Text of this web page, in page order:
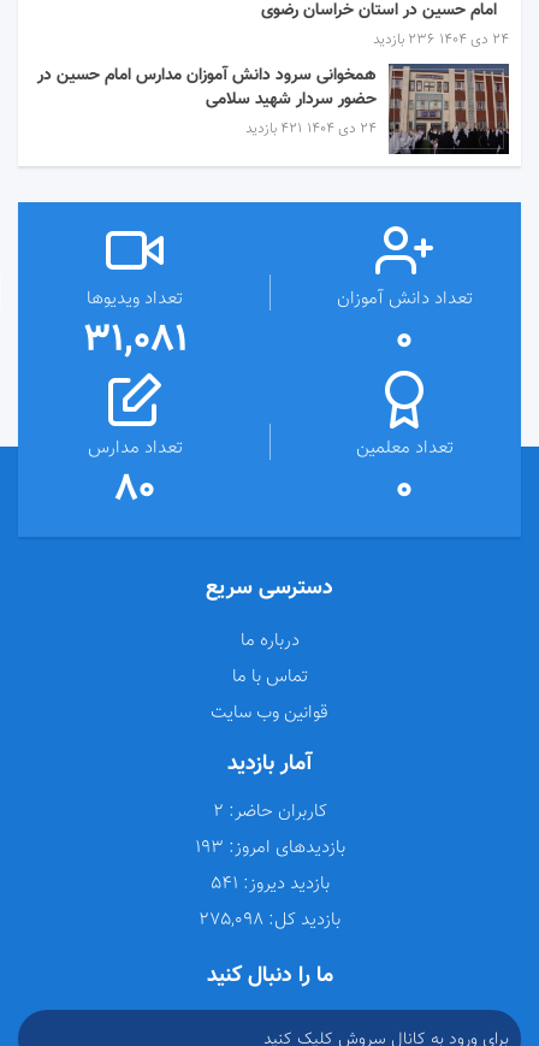
امام حسین در استان خراسان رضوی
۲۴ دی ۱۴۰۴ 236 بازدید
همخوانی سرود دانش آموزان مدارس امام حسین در
حضور سردار شهید سلامی
۲۴ دی ۱۴۰۴ 421 بازدید
تعداد دانش آموزان
0
تعداد ویدیوها
31,081
تعداد معلمین
0
تعداد مدارس
80
دسترسی سریع
درباره ما
تماس با ما
قوانین وب سایت
آمار بازدید
کاربران حاضر:
بازدیدهای امروز:
بازدید دیروز:
بازدید کل:
ما را دنبال کنید
برای ورود به کانال سروش کلیک کنید